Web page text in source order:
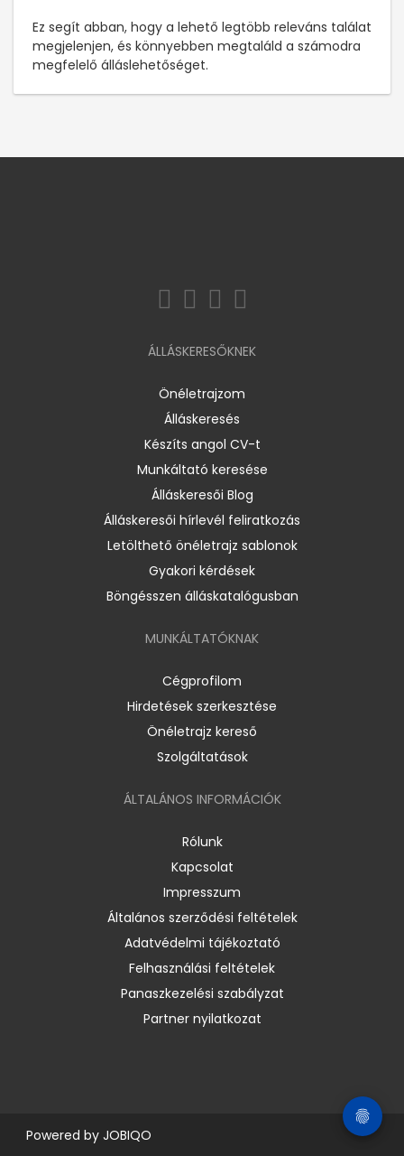
Ez segít abban, hogy a lehető legtöbb releváns találat
megjelenjen, és könnyebben megtaláld a számodra
megfelelő álláslehetőséget.
ÁLLÁSKERESŐKNEK
Önéletrajzom
Álláskeresés
Készíts angol CV-t
Munkáltató keresése
Álláskeresői Blog
Álláskeresői hírlevél feliratkozás
Letölthető önéletrajz sablonok
Gyakori kérdések
Böngésszen álláskatalógusban
MUNKÁLTATÓKNAK
Cégprofilom
Hirdetések szerkesztése
Önéletrajz kereső
Szolgáltatások
ÁLTALÁNOS INFORMÁCIÓK
Rólunk
Kapcsolat
Impresszum
Általános szerződési feltételek
Adatvédelmi tájékoztató
Felhasználási feltételek
Panaszkezelési szabályzat
Partner nyilatkozat
Powered by JOBIQO